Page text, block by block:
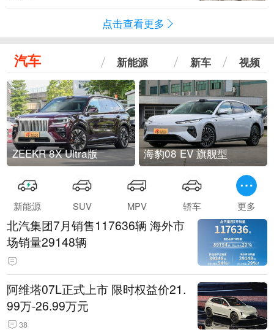
点击查看更多
汽车 新能源 新车 视频
ZEEKR 8X Ultra版 海豹08 EV 旗舰型
新能源 SUV MPV 轿车 更多
北汽集团7月销售117636辆 海外市
场销量29148辆
阿维塔07L正式上市 限时权益价21.
99万-26.99万元
38